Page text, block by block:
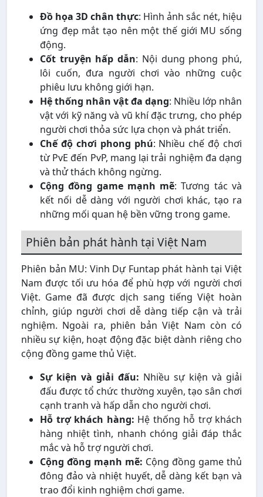
Đồ họa 3D chân thực: Hình ảnh sắc nét, hiệu
ứng đẹp mắt tạo nên một thế giới MU sống
động.
Cốt truyện hấp dẫn: Nội dung phong phú,
lôi cuốn, đưa người chơi vào những cuộc
phiêu lưu không giới hạn.
Hệ thống nhân vật đa dạng: Nhiều lớp nhân
vật với kỹ năng và vũ khí đặc trưng, cho phép
người chơi thỏa sức lựa chọn và phát triển.
Chế độ chơi phong phú: Nhiều chế độ chơi
từ PvE đến PvP, mang lại trải nghiệm đa dạng
và thử thách không ngừng.
Cộng đồng game mạnh mẽ: Tương tác và
kết nối dễ dàng với người chơi khác, tạo ra
những mối quan hệ bền vững trong game.
Phiên bản phát hành tại Việt Nam
Phiên bản MU: Vinh Dự Funtap phát hành tại Việt
Nam được tối ưu hóa để phù hợp với người chơi
Việt. Game đã được dịch sang tiếng Việt hoàn
chỉnh, giúp người chơi dễ dàng tiếp cận và trải
nghiệm. Ngoài ra, phiên bản Việt Nam còn có
nhiều sự kiện, hoạt động đặc biệt dành riêng cho
cộng đồng game thủ Việt.
Sự kiện và giải đấu: Nhiều sự kiện và giải
đấu được tổ chức thường xuyên, tạo sân chơi
cạnh tranh và hấp dẫn cho người chơi.
Hỗ trợ khách hàng: Hệ thống hỗ trợ khách
hàng nhiệt tình, nhanh chóng giải đáp thắc
mắc và hỗ trợ người chơi.
Cộng đồng mạnh mẽ: Cộng đồng game thủ
đông đảo và nhiệt huyết, dễ dàng kết bạn và
trao đổi kinh nghiệm chơi game.